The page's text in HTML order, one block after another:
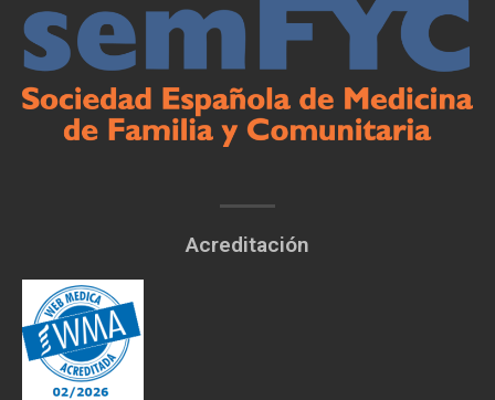
Acreditación